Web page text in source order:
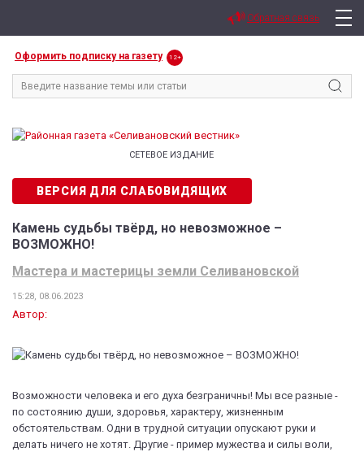
Оформить подписку на газету 12+
СЕТЕВОЕ ИЗДАНИЕ
ВЕРСИЯ ДЛЯ СЛАБОВИДЯЩИХ
Обратная связь
Камень судьбы твёрд, но невозможное –
ВОЗМОЖНО!
Мастера и мастерицы земли Селивановской
15:28, 08.06.2023
Автор:
Возможности человека и его духа безграничны! Мы все разные -
по состоянию души, здоровья, характеру, жизненным
обстоятельствам. Одни в трудной ситуации опускают руки и
делать ничего не хотят. Другие - пример мужества и силы воли,